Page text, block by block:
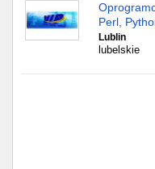
Perl,
Lublin
lubelskie
Chorzów